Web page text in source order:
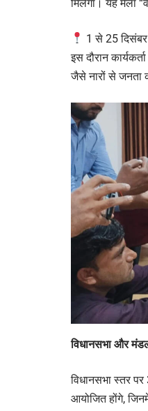
मिलेगा। यह मेला
1 से 25 दिसंबर
इस दौरान
जैसे नारों से जनता
विधानसभा और मंडल
विधानसभा स्तर
आयोजित होंगे,